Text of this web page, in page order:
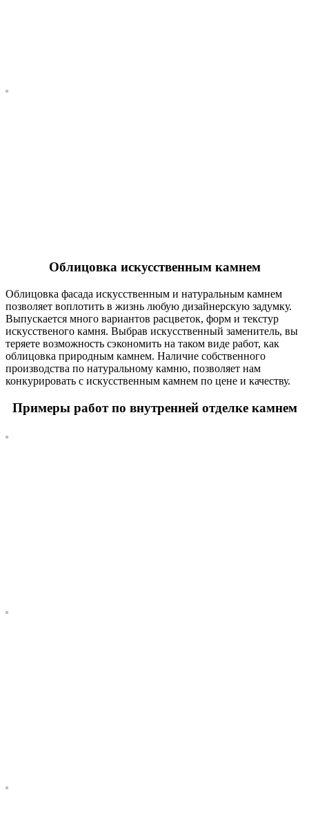
Облицовка искусственным камнем
Облицовка фасада искусственным и натуральным камнем
позволяет воплотить в жизнь любую дизайнерскую задумку.
Выпускается много вариантов расцветок, форм и текстур
искусственого камня. Выбрав искусственный заменитель, вы
теряете возможность сэкономить на таком виде работ, как
облицовка природным камнем. Наличие собственного
производства по натуральному камню, позволяет нам
конкурировать с искусственным камнем по цене и качеству.
Примеры работ по внутренней отделке камнем